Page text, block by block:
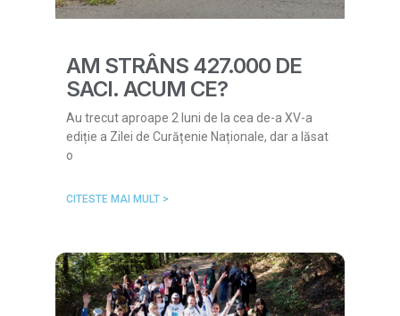
AM STRÂNS 427.000 DE
SACI. ACUM CE?
Au trecut aproape 2 luni de la cea de-a XV-a
ediție a Zilei de Curățenie Naționale, dar a lăsat
o
CITESTE MAI MULT >